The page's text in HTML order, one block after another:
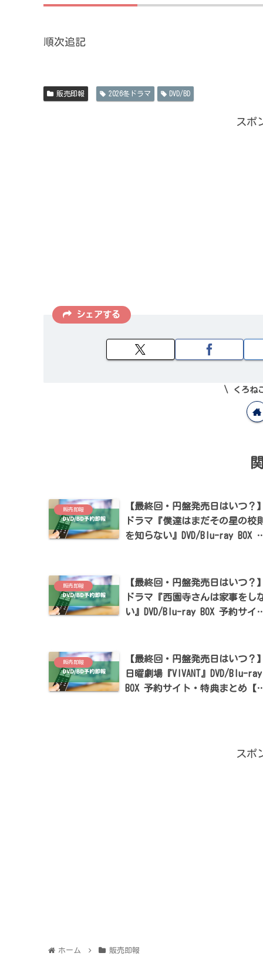
順次追記
販売即報 2026冬ドラマ DVD/BD
スポ
シェアする
くろね
販売即報
【最終回・円盤発売日はいつ？】
ドラマ『僕達はまだその星の校
を知らない』DVD/Blu-ray BOX
販売即報
【最終回・円盤発売日はいつ？】
ドラマ『西園寺さんは家事をし
い』DVD/Blu-ray BOX 予約サイ
販売即報
【最終回・円盤発売日はいつ？】
日曜劇場『VIVANT』DVD/Blu-ray
BOX 予約サイト・特典まとめ【
スポ
ホーム 販売即報